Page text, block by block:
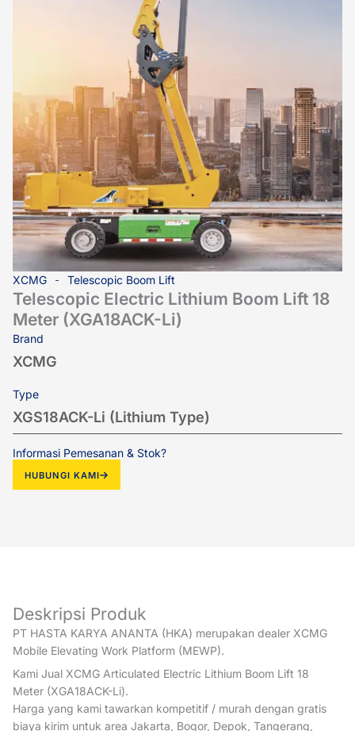
XCMG Telescopic Boom Lift
Telescopic Electric Lithium Boom Lift 18
Meter (XGA18ACK-Li)
Brand
XCMG
Type
XGS18ACK-Li (Lithium Type)
Informasi Pemesanan & Stok?
HUBUNGI KAMI
Deskripsi Produk
PT HASTA KARYA ANANTA (HKA) merupakan dealer XCMG
Mobile Elevating Work Platform (MEWP).
Kami Jual XCMG Articulated Electric Lithium Boom Lift 18
Meter (XGA18ACK-Li).
Harga yang kami tawarkan kompetitif / murah dengan gratis
biaya kirim untuk area Jakarta, Bogor, Depok, Tangerang,